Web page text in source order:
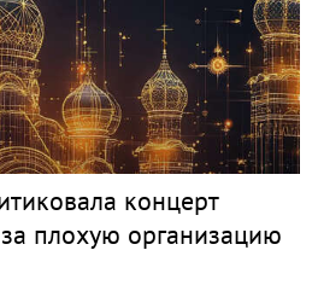
концерт
плохую организацию